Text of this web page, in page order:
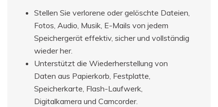
Stellen Sie verlorene oder gelöschte Dateien,
Fotos, Audio, Musik, E-Mails von jedem
Speichergerät effektiv, sicher und vollständig
wieder her.
Unterstützt die Wiederherstellung von
Daten aus Papierkorb, Festplatte,
Speicherkarte, Flash-Laufwerk,
Digitalkamera und Camcorder.